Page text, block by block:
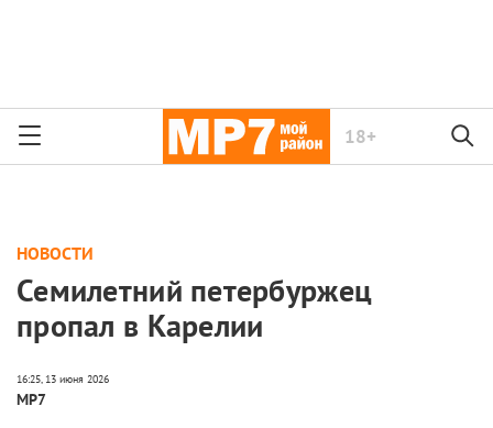
18+
НОВОСТИ
Семилетний петербуржец
пропал в Карелии
МР7